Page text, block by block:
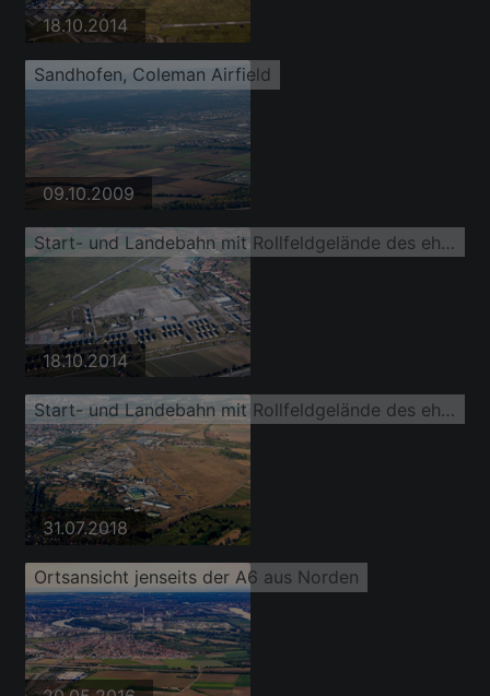
18.10.2014
Sandhofen, Coleman Airfield
09.10.2009
Start- und Landebahn mit Rollfeldgelände des ehemaligen amerikanischen Hubschrauberflugplatz der Flugplatz Coleman
18.10.2014
Start- und Landebahn mit Rollfeldgelände des ehemaligen amerikanischen Hubschrauberflugplatz der Flugplatz Coleman
31.07.2018
Ortsansicht jenseits der A6 aus Norden